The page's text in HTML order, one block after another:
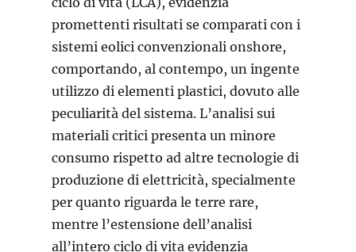
promettenti risultati se comparati con i
sistemi eolici convenzionali onshore,
comportando, al contempo, un ingente
utilizzo di elementi plastici, dovuto alle
peculiarità del sistema. L’analisi sui
materiali critici presenta un minore
consumo rispetto ad altre tecnologie di
produzione di elettricità, specialmente
per quanto riguarda le terre rare,
mentre l’estensione dell’analisi
all’intero ciclo di vita evidenzia